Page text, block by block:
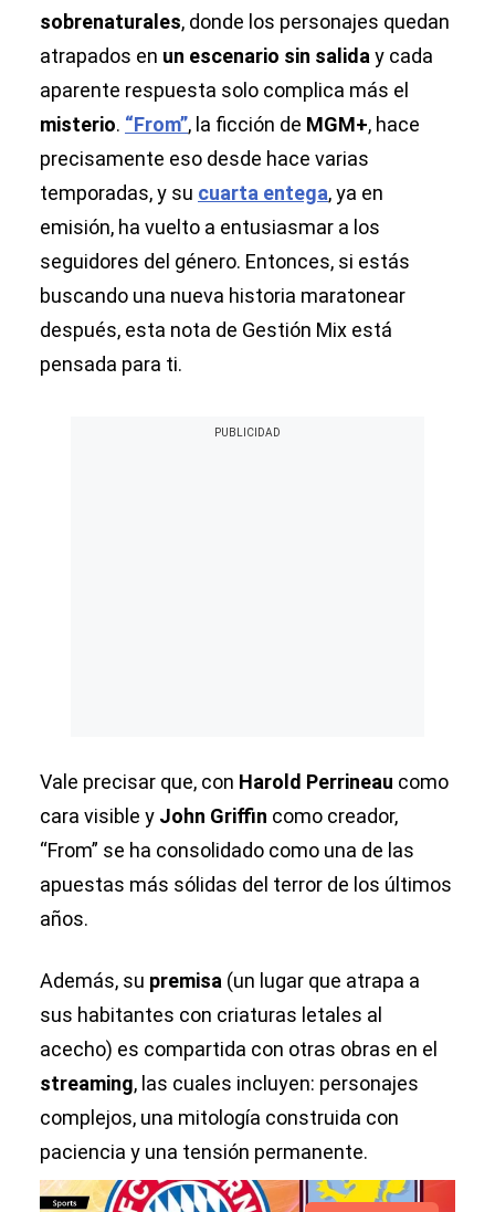
sobrenaturales, donde los personajes quedan
atrapados en un escenario sin salida y cada
aparente respuesta solo complica más el
misterio. “From”, la ficción de MGM+, hace
precisamente eso desde hace varias
temporadas, y su cuarta entega, ya en
emisión, ha vuelto a entusiasmar a los
seguidores del género. Entonces, si estás
buscando una nueva historia maratonear
después, esta nota de Gestión Mix está
pensada para ti.
Vale precisar que, con Harold Perrineau como
cara visible y John Griffin como creador,
“From” se ha consolidado como una de las
apuestas más sólidas del terror de los últimos
años.
Además, su premisa (un lugar que atrapa a
sus habitantes con criaturas letales al
acecho) es compartida con otras obras en el
streaming, las cuales incluyen: personajes
complejos, una mitología construida con
paciencia y una tensión permanente.